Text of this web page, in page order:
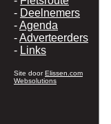
- Deelnemers
-Agenda
-Adverteerders
- Links
Site doorElissen.com
Websolutions